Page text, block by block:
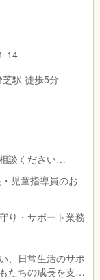
14
駅 徒歩5分
談ください
児童指導員のお
り・サポート業務
、日常生活のサポ
たちの成長を支え